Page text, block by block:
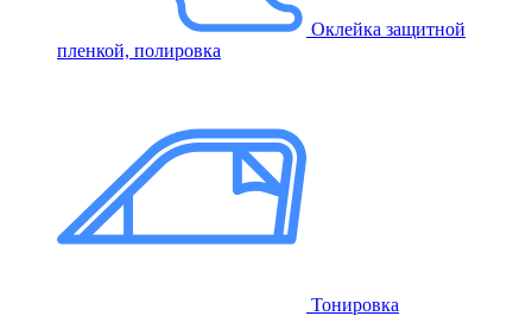
Оклейка защитной
пленкой, полировка
Тонировка